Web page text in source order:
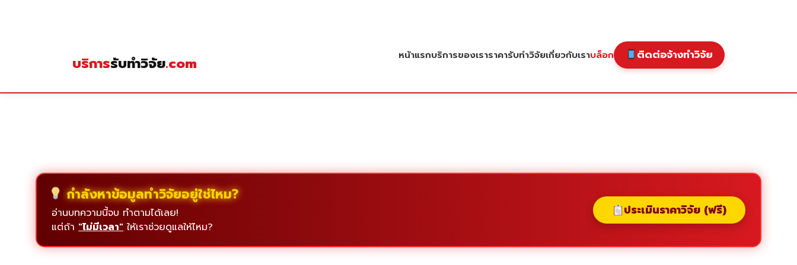
บริการรับทำวิจัย.com หน้าแรกบริการของเราราคารับทำวิจัยเกี่ยวกับเราบล็อก ติดต่อจ้างทำวิจัย
กำลังหาข้อมูลทำวิจัยอยู่ใช่ไหม?
อ่านบทความนี้จบ ทำตามได้เลย!
แต่ถ้า "ไม่มีเวลา" ให้เราช่วยดูแลให้ไหม?
ประเมินราคาวิจัย (ฟรี)